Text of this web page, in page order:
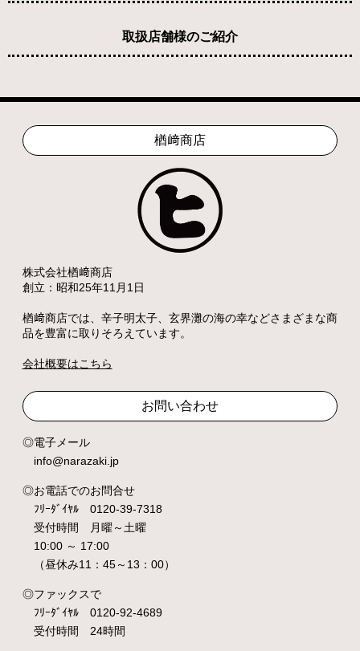
取扱店舗様のご紹介
楢﨑商店
株式会社楢﨑商店
創立：昭和25年11月1日
楢﨑商店では、辛子明太子、玄界灘の海の幸などさまざまな商
品を豊富に取りそろえています。
会社概要はこちら
お問い合わせ
電子メール
info@narazaki.jp
お電話でのお問合せ
ﾌﾘｰﾀﾞｲﾔﾙ 0120-39-7318
受付時間 月曜～土曜
10:00 ～ 17:00
（昼休み11：45～13：00）
ファックスで
ﾌﾘｰﾀﾞｲﾔﾙ 0120-92-4689
受付時間 24時間